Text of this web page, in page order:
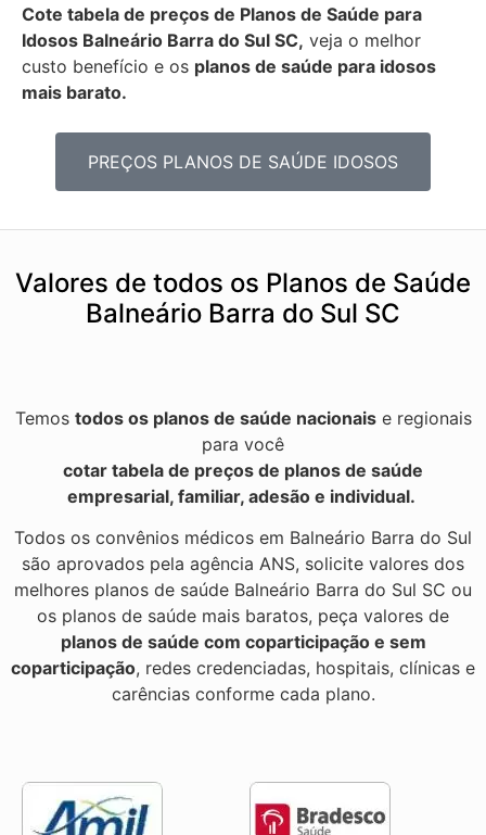
Cote tabela de preços de Planos de Saúde para
Idosos Balneário Barra do Sul SC, veja o melhor
custo benefício e os planos de saúde para idosos
mais barato.
PREÇOS PLANOS DE SAÚDE IDOSOS
Valores de todos os Planos de Saúde
Balneário Barra do Sul SC
Temos todos os planos de saúde nacionaise regionais
para você
cotar tabela de preços de planos de saúde
empresarial, familiar, adesão e individual.
Todos os convênios médicos em Balneário Barra do Sul
são aprovados pela agência ANS, solicite valores dos
melhores planos de saúde Balneário Barra do Sul SC ou
os planos de saúde mais baratos, peça valores de
planos de saúde com coparticipação e sem
coparticipação, redes credenciadas, hospitais, clínicas e
carências conforme cada plano.